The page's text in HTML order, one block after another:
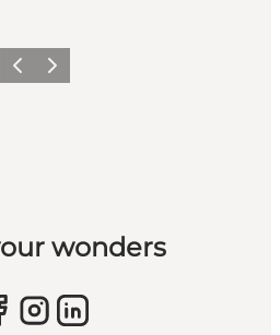
Forrige billede
Næste billede
wonders